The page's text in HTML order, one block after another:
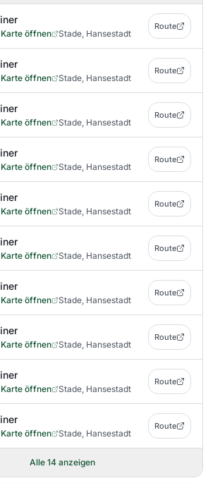
öffnen Stade, Hansestadt
Route
öffnen Stade, Hansestadt
Route
öffnen Stade, Hansestadt
Route
öffnen Stade, Hansestadt
Route
öffnen Stade, Hansestadt
Route
öffnen Stade, Hansestadt
Route
öffnen Stade, Hansestadt
Route
öffnen Stade, Hansestadt
Route
öffnen Stade, Hansestadt
Route
öffnen Stade, Hansestadt
Route
Alle 14anzeigen